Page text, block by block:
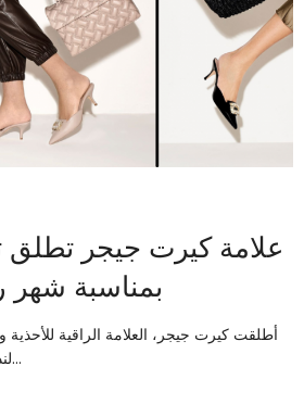
علامة كيرت جيجر
بمناسبة شهر
أطلقت كيرت جيجر، العلامة الراقية
لندن مقراً لها، تشكيلة رمضان…